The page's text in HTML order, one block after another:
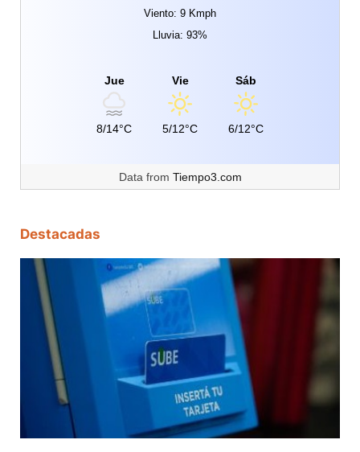
Viento: 9 Kmph
Lluvia: 93%
Jue
8/14°C
Vie
5/12°C
Sáb
6/12°C
Data from Tiempo3.com
Destacadas